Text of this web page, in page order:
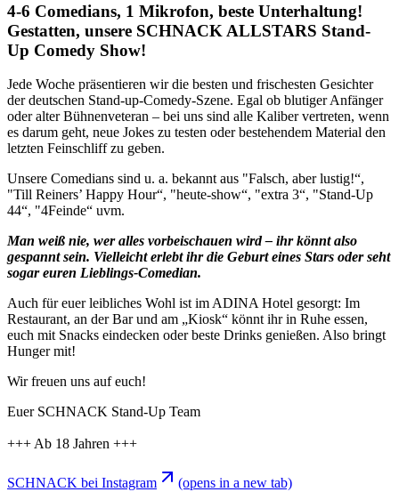
4-6 Comedians, 1 Mikrofon, beste Unterhaltung!
Gestatten, unsere SCHNACK ALLSTARS Stand-
Up Comedy Show!
Jede Woche präsentieren wir die besten und frischesten Gesichter
der deutschen Stand-up-Comedy-Szene. Egal ob blutiger Anfänger
oder alter Bühnenveteran – bei uns sind alle Kaliber vertreten, wenn
es darum geht, neue Jokes zu testen oder bestehendem Material den
letzten Feinschliff zu geben.
Unsere Comedians sind u. a. bekannt aus "Falsch, aber lustig!“,
"Till Reiners’ Happy Hour“, "heute-show“, "extra 3“, "Stand-Up
44“, "4Feinde“ uvm.
Man weiß nie, wer alles vorbeischauen wird – ihr könnt also
gespannt sein. Vielleicht erlebt ihr die Geburt eines Stars oder seht
sogar euren Lieblings-Comedian.
Auch für euer leibliches Wohl ist im ADINA Hotel gesorgt: Im
Restaurant, an der Bar und am „Kiosk“ könnt ihr in Ruhe essen,
euch mit Snacks eindecken oder beste Drinks genießen. Also bringt
Hunger mit!
Wir freuen uns auf euch!
Euer SCHNACK Stand-Up Team
+++ Ab 18 Jahren +++
SCHNACK bei Instagram (opens in a new tab)